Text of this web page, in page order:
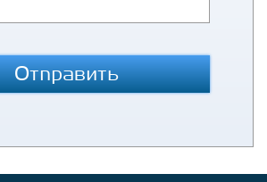
Отправить